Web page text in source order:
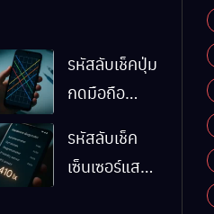
รหัสลับเช็คปุ่ม
กดมือถือ
ทำงานปกติ
ไหม
รหัสลับเช็ค
เซ็นเซอร์แสง